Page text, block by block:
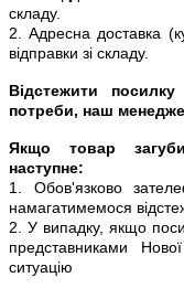
складу.
2. Адресна доставка
відправки зі складу.
Відстежити
потреби, наш
Якщо товар
наступне:
1. Обов'язково
намагатимемося
2. У випадку, якщо
представниками
ситуацію